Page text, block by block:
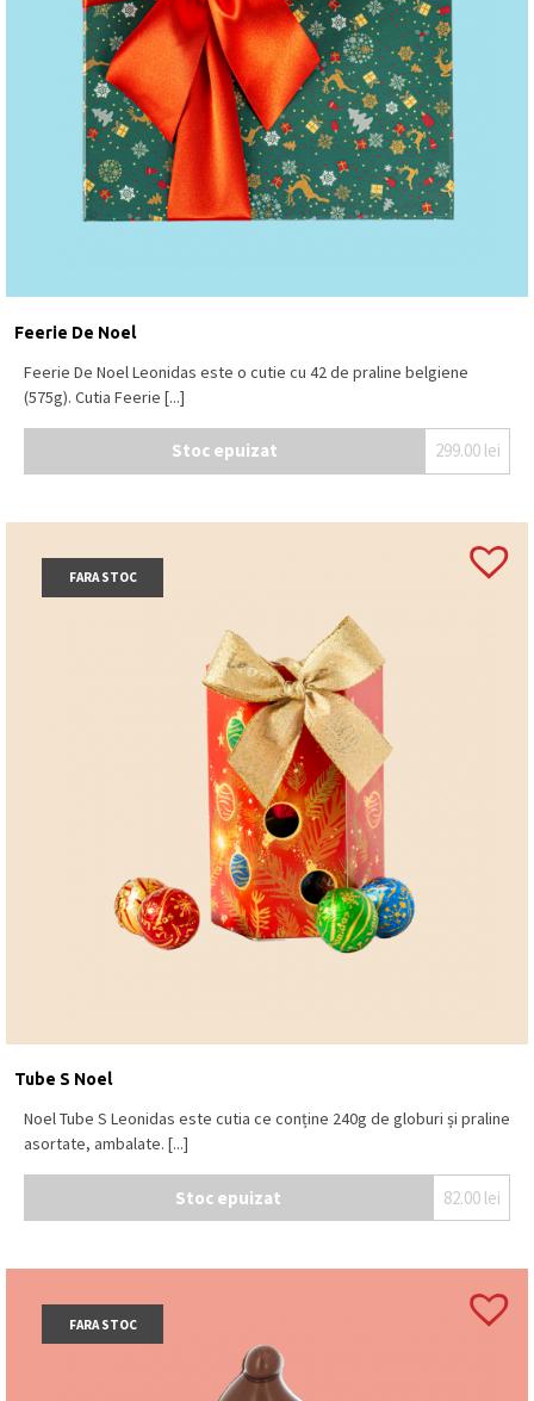
Feerie De Noel
Feerie De Noel Leonidas este o cutie cu 42 de praline belgiene
(575g). Cutia Feerie [...]
Stoc epuizat 299.00 lei
FARA STOC
Tube S Noel
Noel Tube S Leonidas este cutia ce conține 240g de globuri și praline
asortate, ambalate. [...]
Stoc epuizat 82.00 lei
FARA STOC